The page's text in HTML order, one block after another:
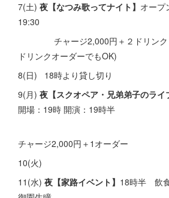
7(土) 夜【なつみ歌ってナイト】 オープ
19:30
チャージ2,000円＋２ドリンク＋
ドリンクオーダーでもOK)
8(日) 18時より貸し切り
9(月) 夜【スクオペア・兄弟弟子のライ
開場：19時 開演：19時半
チャージ2,000円＋1オーダー
10(火)
11(水) 夜【家路イベント】 18時半 飲